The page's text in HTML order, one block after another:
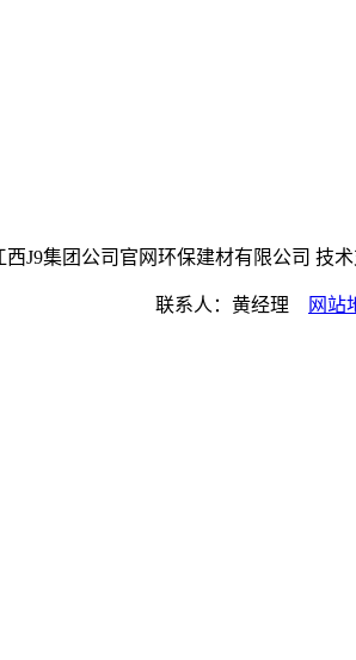
J9集团公司官网环保建材有限公司 技术
联系人：黄经理 网站